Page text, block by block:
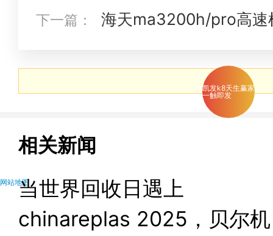
本增效赢得多国客户赞誉
下一篇：
海天ma3200h/pro高速
相关新闻
当世界回收日遇上
chinareplas 2025，贝尔机
凯发k8天生赢家
一触即发
网站地图